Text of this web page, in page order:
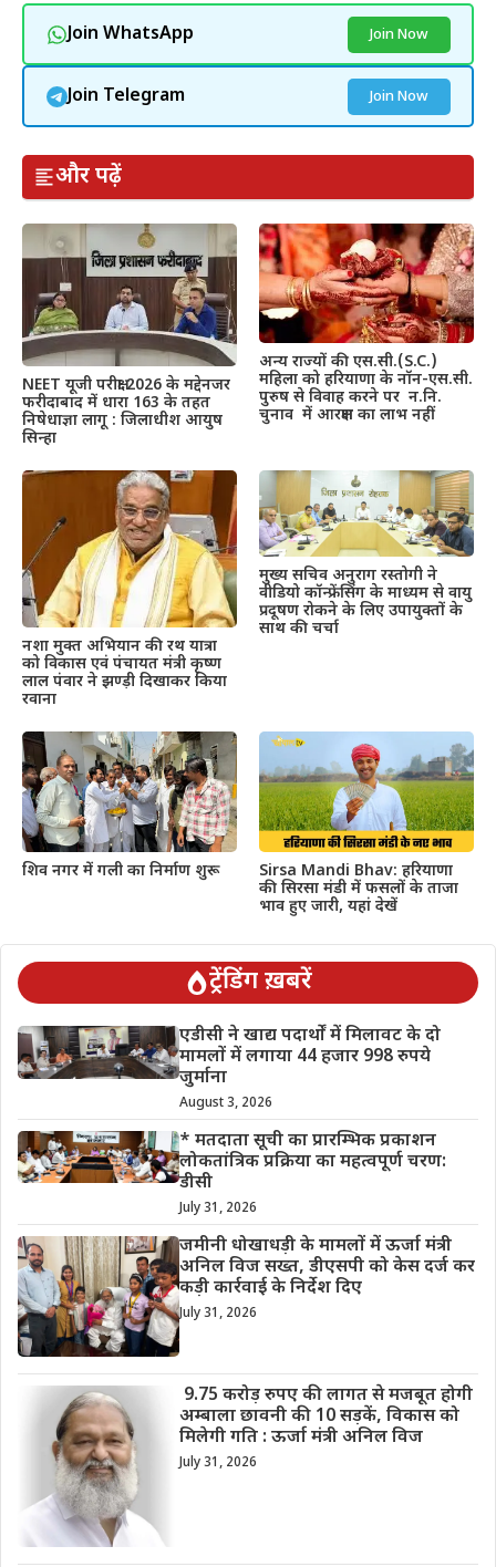
Join WhatsApp Join Now
Join Telegram Join Now
और पढ़ें
NEET यूजी परीक्षा 2026 के मद्देनजर
फरीदाबाद में धारा 163 के तहत
निषेधाज्ञा लागू : जिलाधीश आयुष
सिन्हा
अन्य राज्यों की एस.सी.(S.C.)
महिला को हरियाणा के नॉन-एस.सी.
पुरुष से विवाह करने पर न.नि.
चुनाव में आरक्षण का लाभ नहीं
नशा मुक्त अभियान की रथ यात्रा
को विकास एवं पंचायत मंत्री कृष्ण
लाल पंवार ने झण्ड़ी दिखाकर किया
रवाना
मुख्य सचिव अनुराग रस्तोगी ने
वीडियो कॉन्फ्रेंसिंग के माध्यम से वायु
प्रदूषण रोकने के लिए उपायुक्तों के
साथ की चर्चा
शिव नगर में गली का निर्माण शुरू
Sirsa Mandi Bhav: हरियाणा
की सिरसा मंडी में फसलों के ताजा
भाव हुए जारी, यहां देखें
ट्रेंडिंग ख़बरें
एडीसी ने खाद्य पदार्थों में मिलावट के दो
मामलों में लगाया 44 हजार 998 रुपये
जुर्माना
August 3, 2026
* मतदाता सूची का प्रारम्भिक प्रकाशन
लोकतांत्रिक प्रक्रिया का महत्वपूर्ण चरण:
डीसी
July 31, 2026
जमीनी धोखाधड़ी के मामलों में ऊर्जा मंत्री
अनिल विज सख्त, डीएसपी को केस दर्ज कर
कड़ी कार्रवाई के निर्देश दिए
July 31, 2026
9.75 करोड़ रुपए की लागत से मजबूत होगी
अम्बाला छावनी की 10 सड़कें, विकास को
मिलेगी गति : ऊर्जा मंत्री अनिल विज
July 31, 2026